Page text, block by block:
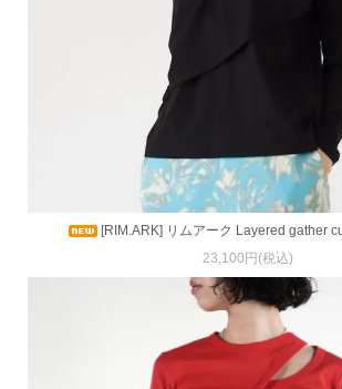
[RIM.ARK] リムアーク Layered gather
23,100円(税込)